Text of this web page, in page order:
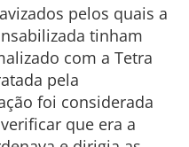
pelos quais a
tinham
com a Tetra
pela
foi considerada
que era a